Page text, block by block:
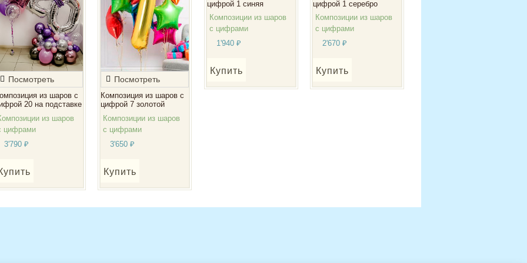
Посмотреть
из шаров с
20 на подставке
из шаров
цифрами
3'790 ₽
Посмотреть
Композиция из шаров с
цифрой 7 золотой
Композиции из шаров
с цифрами
3'650₽
Купить
цифрой 1 синяя
Композиции из шаров
с цифрами
1'940 ₽
Купить
цифрой 1 серебро
Композиции из шаров
с цифрами
2'670₽
Купить